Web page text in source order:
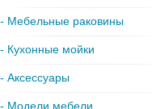
- Мебельные раковины
- Кухонные мойки
- Аксессуары
- Модели мебели